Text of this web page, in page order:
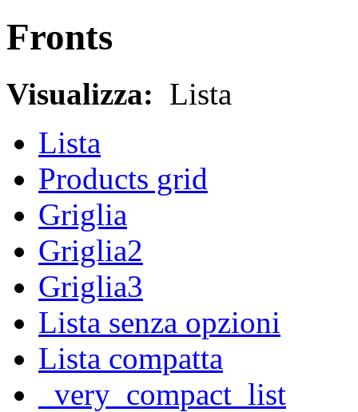
Fronts
Visualizza: Lista
Lista
Products grid
Griglia
Griglia2
Griglia3
Lista senza opzioni
Lista compatta
_very_compact_list